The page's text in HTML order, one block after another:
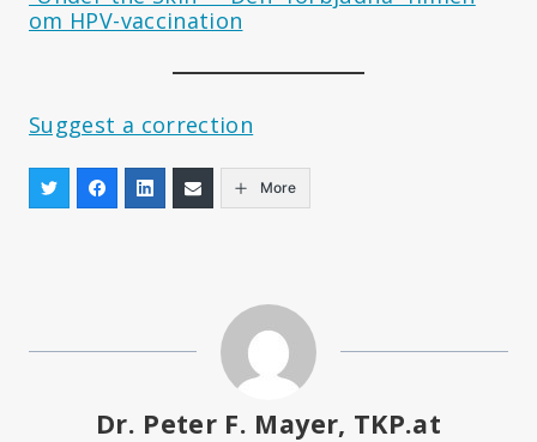
om HPV-vaccination
Suggest a correction
More
Dr. Peter F. Mayer, TKP.at